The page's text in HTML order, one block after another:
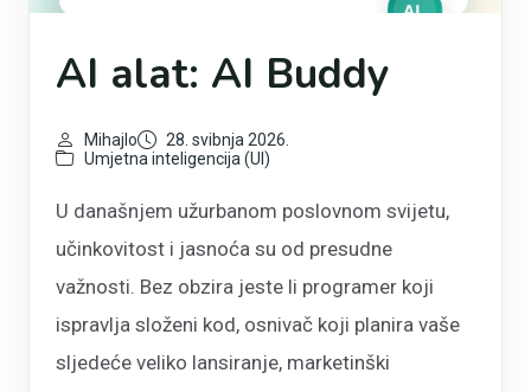
AI alat: AI Buddy
Mihajlo
28. svibnja 2026.
Umjetna inteligencija (UI)
U današnjem užurbanom poslovnom svijetu,
učinkovitost i jasnoća su od presudne
važnosti. Bez obzira jeste li programer koji
ispravlja složeni kod, osnivač koji planira vaše
sljedeće veliko lansiranje, marketinški